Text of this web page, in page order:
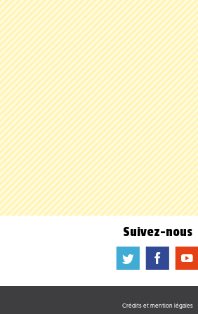
Suivez-nous
a b f
Crédits et mention légales